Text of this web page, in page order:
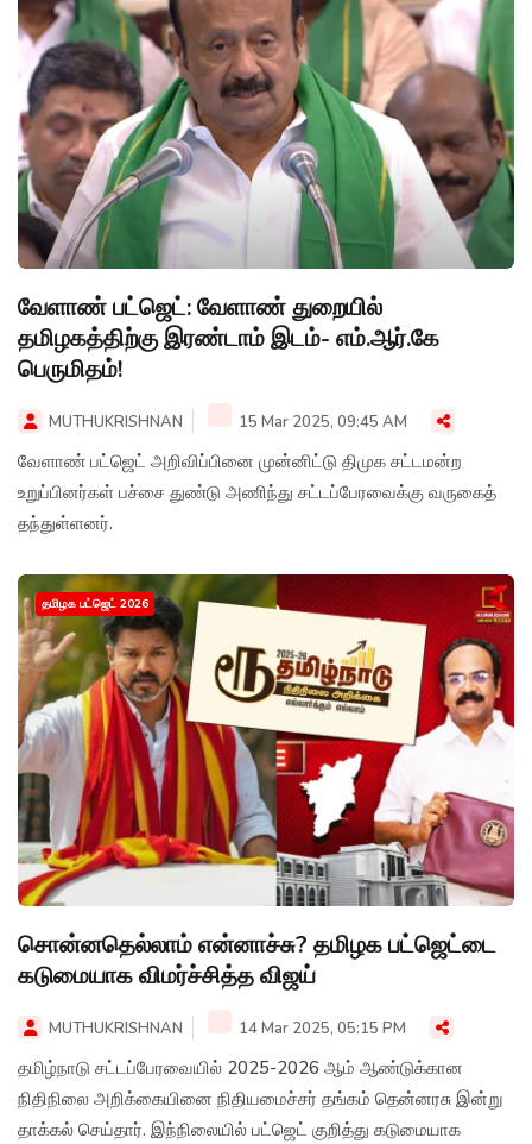
வேளாண் பட்ஜெட்: வேளாண் துறையில்
தமிழகத்திற்கு இரண்டாம் இடம்- எம்.ஆர்.கே
பெருமிதம்!
MUTHUKRISHNAN 15 Mar 2025, 09:45 AM
வேளாண் பட்ஜெட் அறிவிப்பினை முன்னிட்டு திமுக சட்டமன்ற
உறுப்பினர்கள் பச்சை துண்டு அணிந்து சட்டப்பேரவைக்கு வருகைத்
தந்துள்ளனர்.
தமிழக பட்ஜெட் 2026
சொன்னதெல்லாம் என்னாச்சு? தமிழக பட்ஜெட்டை
கடுமையாக விமர்ச்சித்த விஜய்
MUTHUKRISHNAN 14 Mar 2025, 05:15 PM
தமிழ்நாடு சட்டப்பேரவையில் 2025-2026 ஆம் ஆண்டுக்கான
நிதிநிலை அறிக்கையினை நிதியமைச்சர் தங்கம் தென்னரசு இன்று
தாக்கல் செய்தார். இந்நிலையில் பட்ஜெட் குறித்து கடுமையாக